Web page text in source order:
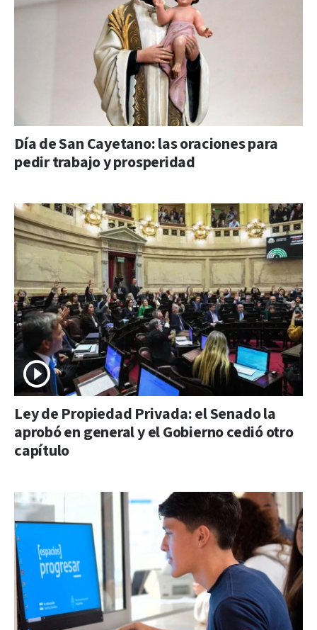
Día de San Cayetano: las oraciones para
pedir trabajo y prosperidad
Ley de Propiedad Privada: el Senado la
aprobó en general y el Gobierno cedió otro
capítulo